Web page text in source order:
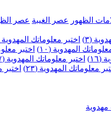
الظهور عصر الغيبة عصر
(٣) اختبر معلوماتك المهدوية
المهدوية (١٠) اختبر
(١٦) اختبر معلوماتك المهدوية (١٧)
معلوماتك المهدوية (٢٣)
اختبر
مهدوية